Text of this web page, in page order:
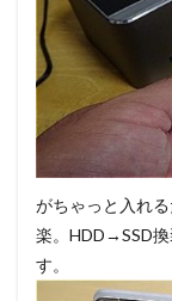
がちゃっと入れ
楽。HDD→SSD
す。